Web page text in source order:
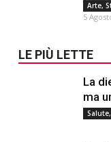
Arte,
5
LE PIÙ LETTE
La
ma